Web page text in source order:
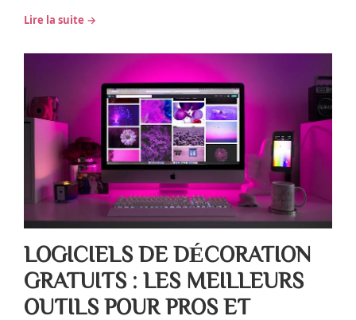
Lire la suite →
LOGICIELS DE DÉCORATION
GRATUITS : LES MEILLEURS
OUTILS POUR PROS ET